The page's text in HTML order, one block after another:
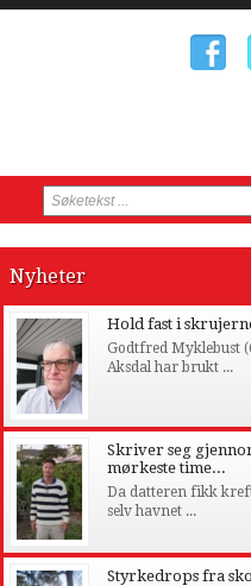
Nyheter
Hold fast i
Godtfred Myklebust
Aksdal har brukt ...
Skriver seg
mørkeste time...
Da datteren fikk
selv havnet ...
Styrkedrops fra